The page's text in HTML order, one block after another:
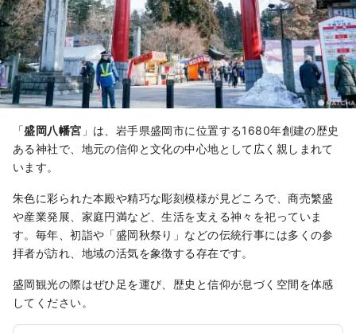
「盛岡八幡宮 」は、岩手県盛岡市に位置する1680年創建の歴史
ある神社で、地元の信仰と文化の中心地として広く親しまれて
います。
朱色に彩られた本殿や精巧な彫刻模様が見どころで、商売繁盛
や産業発展、家庭円満など、生活を支える神々を祀っていま
す。毎年、初詣や「盛岡秋祭り」などの伝統行事には多くの参
拝者が訪れ、地域の活気を象徴する存在です。
盛岡観光の際はぜひ足を運び、歴史と信仰が息づく空間を体感
してください。